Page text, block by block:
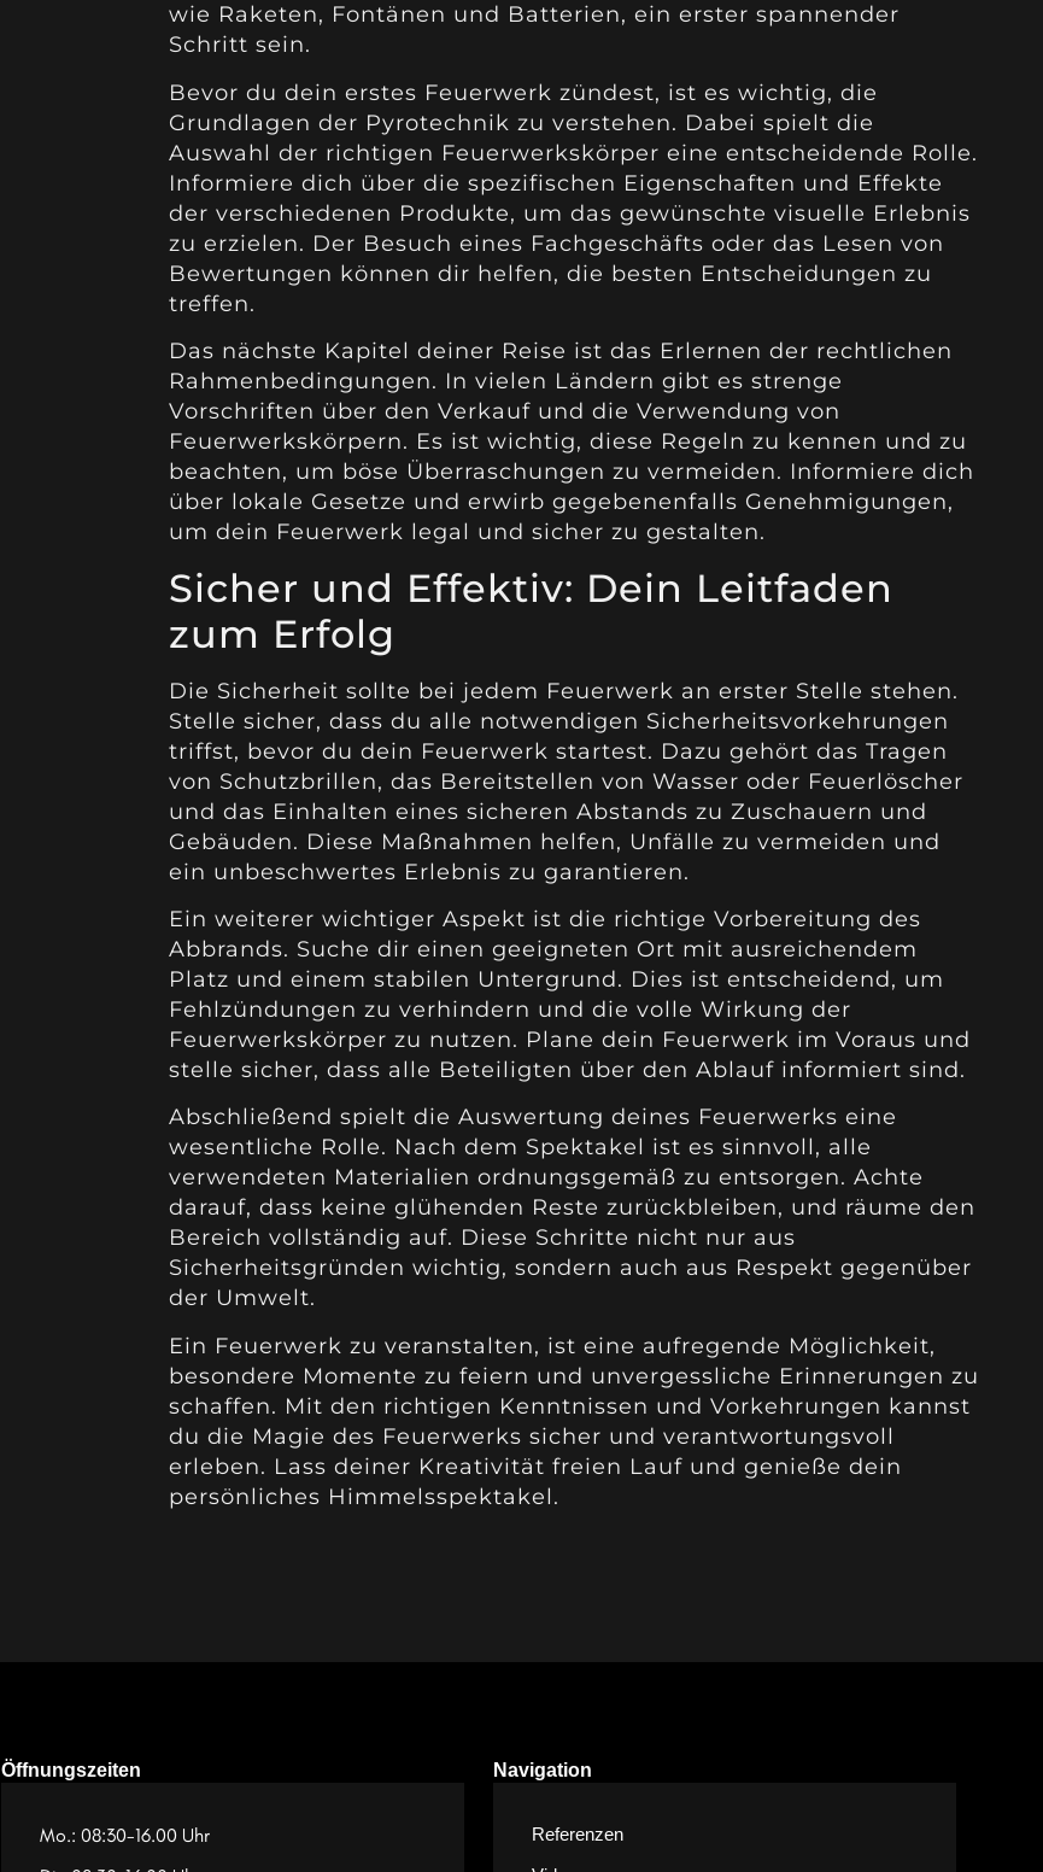
wie Raketen, Fontänen und Batterien, ein erster spannender
Schritt sein.
Bevor du dein erstes Feuerwerk zündest, ist es wichtig, die
Grundlagen der Pyrotechnik zu verstehen. Dabei spielt die
Auswahl der richtigen Feuerwerkskörper eine entscheidende Rolle.
Informiere dich über die spezifischen Eigenschaften und Effekte
der verschiedenen Produkte, um das gewünschte visuelle Erlebnis
zu erzielen. Der Besuch eines Fachgeschäfts oder das Lesen von
Bewertungen können dir helfen, die besten Entscheidungen zu
treffen.
Das nächste Kapitel deiner Reise ist das Erlernen der rechtlichen
Rahmenbedingungen. In vielen Ländern gibt es strenge
Vorschriften über den Verkauf und die Verwendung von
Feuerwerkskörpern. Es ist wichtig, diese Regeln zu kennen und zu
beachten, um böse Überraschungen zu vermeiden. Informiere dich
über lokale Gesetze und erwirb gegebenenfalls Genehmigungen,
um dein Feuerwerk legal und sicher zu gestalten.
Sicher und Effektiv: Dein Leitfaden
zum Erfolg
Die Sicherheit sollte bei jedem Feuerwerk an erster Stelle stehen.
Stelle sicher, dass du alle notwendigen Sicherheitsvorkehrungen
triffst, bevor du dein Feuerwerk startest. Dazu gehört das Tragen
von Schutzbrillen, das Bereitstellen von Wasser oder Feuerlöscher
und das Einhalten eines sicheren Abstands zu Zuschauern und
Gebäuden. Diese Maßnahmen helfen, Unfälle zu vermeiden und
ein unbeschwertes Erlebnis zu garantieren.
Ein weiterer wichtiger Aspekt ist die richtige Vorbereitung des
Abbrands. Suche dir einen geeigneten Ort mit ausreichendem
Platz und einem stabilen Untergrund. Dies ist entscheidend, um
Fehlzündungen zu verhindern und die volle Wirkung der
Feuerwerkskörper zu nutzen. Plane dein Feuerwerk im Voraus und
stelle sicher, dass alle Beteiligten über den Ablauf informiert sind.
Abschließend spielt die Auswertung deines Feuerwerks eine
wesentliche Rolle. Nach dem Spektakel ist es sinnvoll, alle
verwendeten Materialien ordnungsgemäß zu entsorgen. Achte
darauf, dass keine glühenden Reste zurückbleiben, und räume den
Bereich vollständig auf. Diese Schritte nicht nur aus
Sicherheitsgründen wichtig, sondern auch aus Respekt gegenüber
der Umwelt.
Ein Feuerwerk zu veranstalten, ist eine aufregende Möglichkeit,
besondere Momente zu feiern und unvergessliche Erinnerungen zu
schaffen. Mit den richtigen Kenntnissen und Vorkehrungen kannst
du die Magie des Feuerwerks sicher und verantwortungsvoll
erleben. Lass deiner Kreativität freien Lauf und genieße dein
persönliches Himmelsspektakel.
Öffnungszeiten
Mo.: 08:30-16.00 Uhr
Navigation
Referenzen